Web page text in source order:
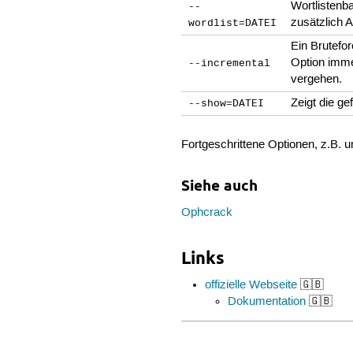
--
wordlist=DATEI
zusätzlich
--incremental
Ein
Option
vergehen.
--show=DATEI Zeigt die
Fortgeschrittene Optionen, z.B.
Siehe auch
Ophcrack
Links
offizielle Webseite🇬🇧
Dokumentation 🇬🇧